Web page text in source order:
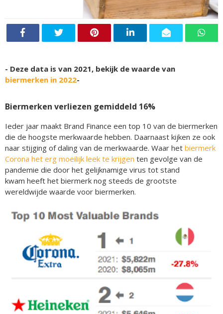
- Deze data is van 2021, bekijk de waarde van
biermerken in 2022-
Biermerken verliezen gemiddeld 16%
Ieder jaar maakt Brand Finance een top 10 van de biermerken
die de hoogste merkwaarde hebben. Daarnaast kijken ze ook
naar stijging of daling van de merkwaarde. Waar het biermerk
Corona het erg moeilijk leek te krijgen ten gevolge van de
pandemie die door het gelijknamige virus tot stand
kwam heeft het biermerk nog steeds de grootste
wereldwijde waarde voor biermerken.